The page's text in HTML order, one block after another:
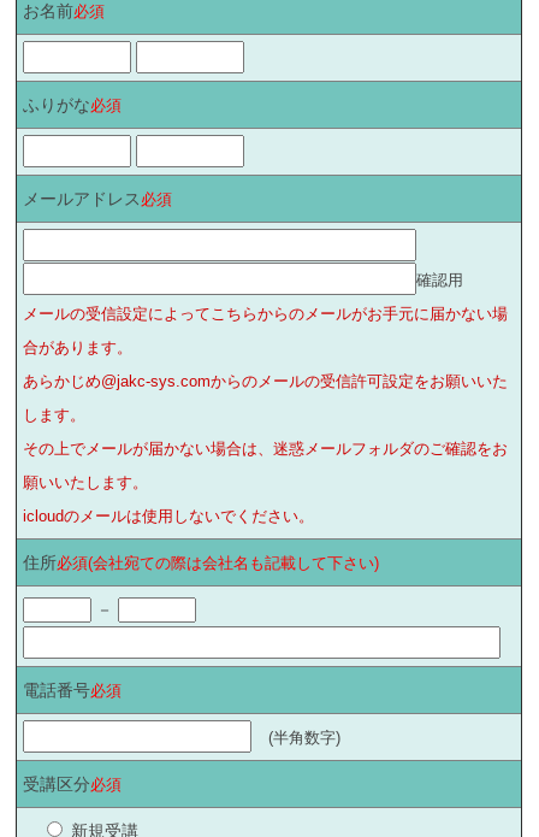
お名前必須
ふりがな必須
メールアドレス 必須
確認用
メールの受信設定によってこちらからのメールがお手元に届かない場
合があります。
あらかじめ@jakc-sys.comからのメールの受信許可設定をお願いいた
します。
その上でメールが届かない場合は、迷惑メールフォルダのご確認をお
願いいたします。
icloudのメールは使用しないでください。
住所必須(会社宛ての際は会社名も記載して下さい)
－
電話番号必須
(半角数字)
受講区分必須
新規受講